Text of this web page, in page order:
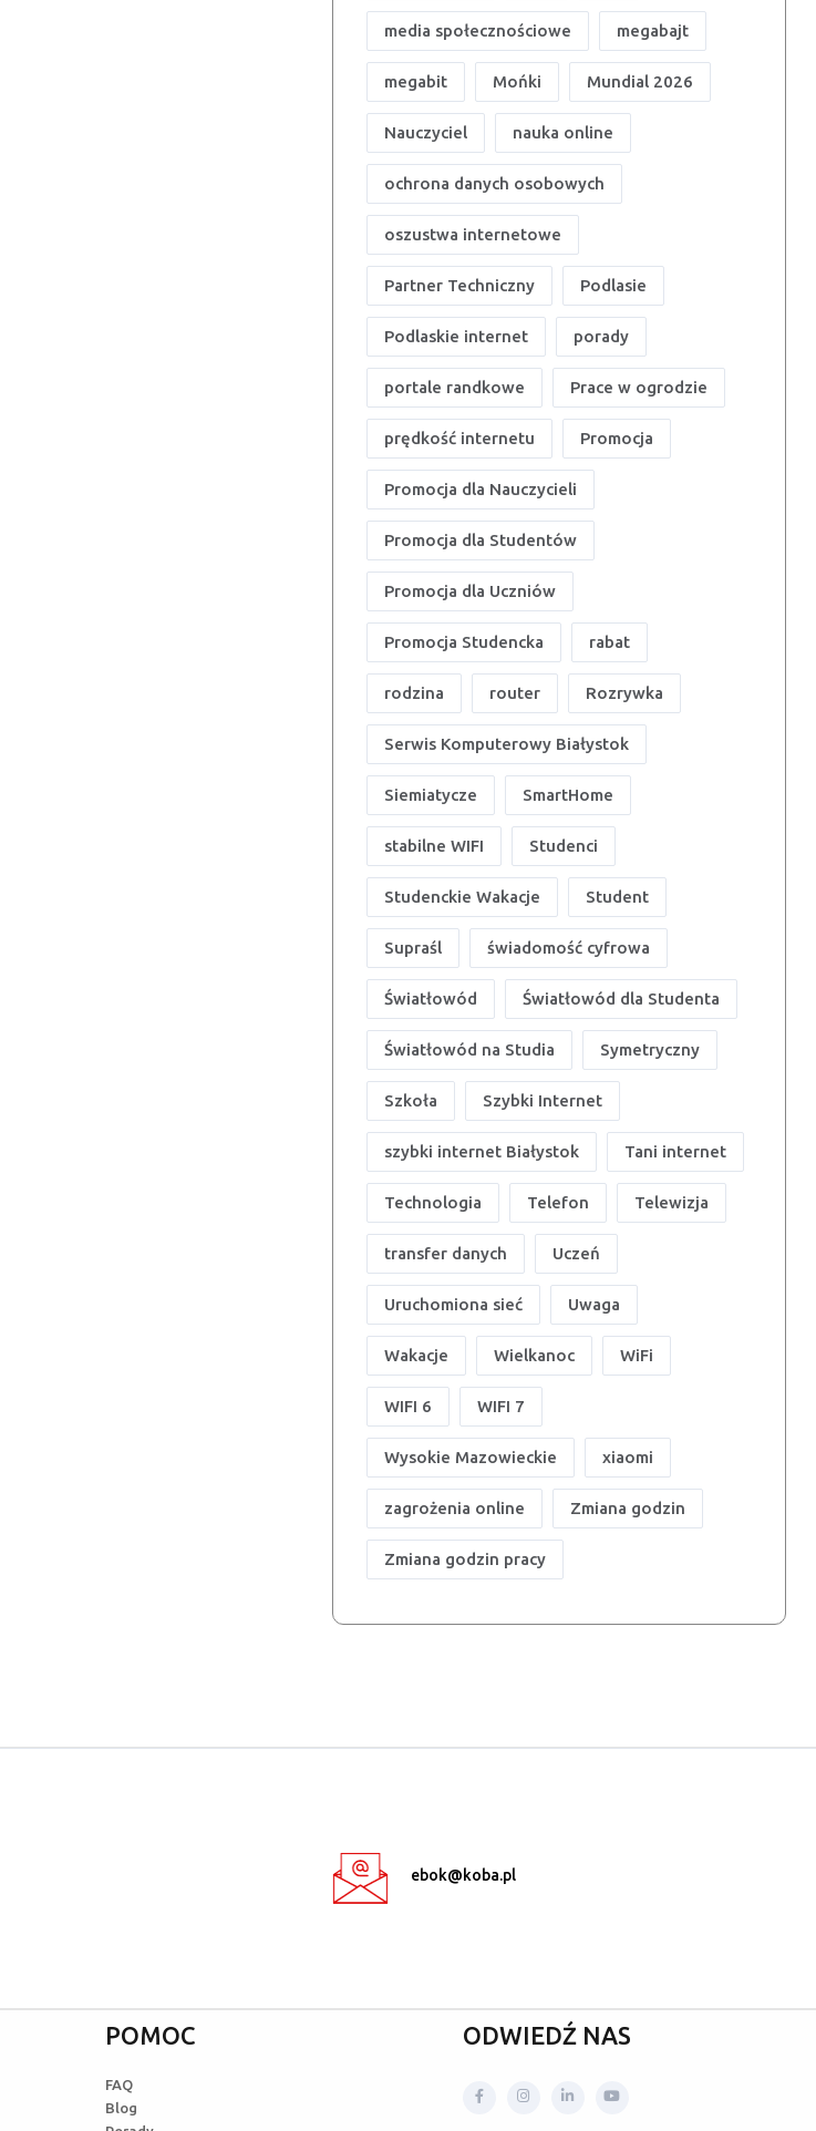
media społecznościowe megabajt
megabit Mońki Mundial 2026
Nauczyciel nauka online
ochrona danych osobowych
oszustwa internetowe
Partner Techniczny Podlasie
Podlaskie internet porady
portale randkowe Prace w ogrodzie
prędkość internetu Promocja
Promocja dla Nauczycieli
Promocja dla Studentów
Promocja dla Uczniów
Promocja Studencka rabat
rodzina router Rozrywka
Serwis Komputerowy Białystok
Siemiatycze SmartHome
stabilne WIFI Studenci
Studenckie Wakacje Student
Supraśl świadomość cyfrowa
Światłowód Światłowód dla Studenta
Światłowód na Studia Symetryczny
Szkoła Szybki Internet
szybki internet Białystok Tani internet
Technologia Telefon Telewizja
transfer danych Uczeń
Uruchomiona sieć Uwaga
Wakacje Wielkanoc WiFi
WIFI 6 WIFI 7
Wysokie Mazowieckie xiaomi
zagrożenia online Zmiana godzin
Zmiana godzin pracy
ebok@koba.pl
POMOC
FAQ
Blog
ODWIEDŹ NAS